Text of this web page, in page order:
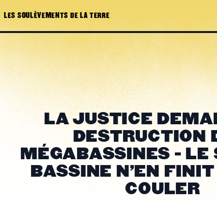
LES SOULÈVEMENTS DE LA TERRE
LA JUSTICE
DESTRUCTION
MÉGABASSINES - LE
BASSINE N'EN FINIT
COULER